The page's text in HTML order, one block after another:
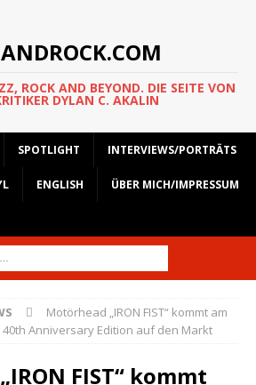
ROCK AND BEYOND. DIE SEITE VON
DYLAN C. AKALIN
SPOTLIGHT INTERVIEWS/PORTRÄTS
ENGLISH ÜBER MICH/IMPRESSUM
Motörhead „IRON FIST“ kommt am
40th Anniversary Edition auf den Markt
FIST“ kommt